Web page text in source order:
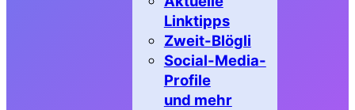
Linktipps
Zweit-Blögli
Social-Media-
Profile
und mehr